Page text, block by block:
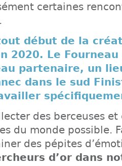
certaines
début de la
2020. Le
partenaire, un
dans le sud
des berceuses
du monde possible.
des pépites
d’or dans